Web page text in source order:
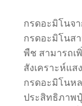
กรดอะมิโนจ
กรดอะมิโนส
พืช สามารถเ
สังเคราะห์แ
กรดอะมิโนห
ประสิทธิภาพ